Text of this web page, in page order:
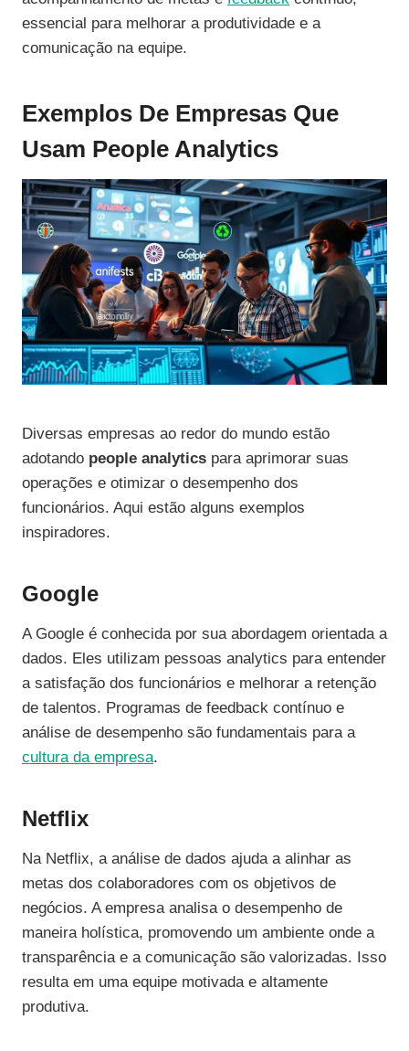
essencial para melhorar a produtividade e a
comunicação na equipe.
Exemplos De Empresas Que
Usam People Analytics
Diversas empresas ao redor do mundo estão
adotando people analytics para aprimorar suas
operações e otimizar o desempenho dos
funcionários. Aqui estão alguns exemplos
inspiradores.
Google
A Google é conhecida por sua abordagem orientada a
dados. Eles utilizam pessoas analytics para entender
a satisfação dos funcionários e melhorar a retenção
de talentos. Programas de feedback contínuo e
análise de desempenho são fundamentais para a
cultura da empresa.
Netflix
Na Netflix, a análise de dados ajuda a alinhar as
metas dos colaboradores com os objetivos de
negócios. A empresa analisa o desempenho de
maneira holística, promovendo um ambiente onde a
transparência e a comunicação são valorizadas. Isso
resulta em uma equipe motivada e altamente
produtiva.